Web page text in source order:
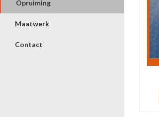
Opruiming
Maatwerk
Contact